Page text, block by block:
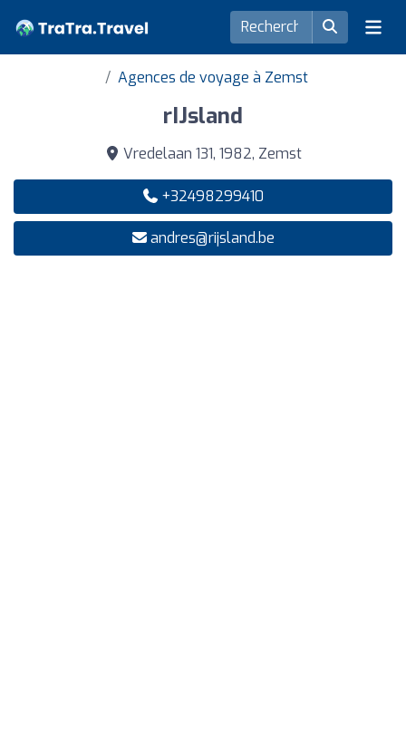
Agences de voyage à Zemst
rIJsland
Vredelaan 131, 1982, Zemst
+32498299410
andres@rijsland.be